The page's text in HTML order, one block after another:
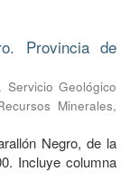
Provincia de
Servicio Geológico
Minerales,
Negro, de la
Incluye columna